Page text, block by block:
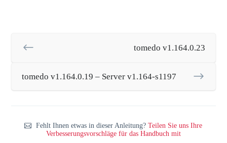
tomedo v1.164.0.23
tomedo v1.164.0.19 – Server v1.164-s1197
Fehlt Ihnen etwas in dieser Anleitung?Teilen Sie uns Ihre
Verbesserungsvorschläge für das Handbuch mit